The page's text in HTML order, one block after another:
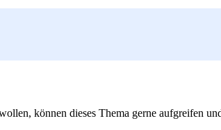
können dieses Thema gerne aufgreifen